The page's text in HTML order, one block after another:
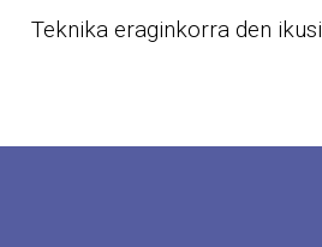
Teknika eraginkorra den ikusi.